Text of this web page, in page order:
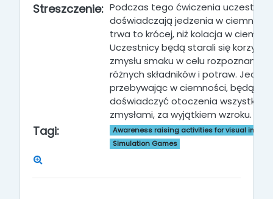
Streszczenie: Podczas tego ćwiczenia uczestnicy
doświadczają jedzenia w
trwa to krócej, niż kolacja w
Uczestnicy będą starali się
zmysłu smaku w celu rozpoznania
różnych składników i potraw.
przebywając w ciemności, będą
doświadczyć otoczenia wszystkimi
zmysłami, za wyjątkiem wzroku.
Tagi:
Awareness raising activities for visual
Simulation Games